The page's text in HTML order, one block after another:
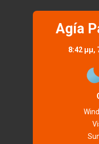
Agía
8:42 μμ,